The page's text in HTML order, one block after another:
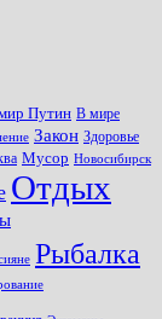
Путин В мире
Закон Здоровье
Мусор Новосибирск
Отдых
Рыбалка